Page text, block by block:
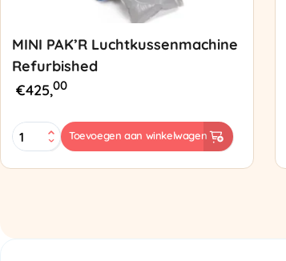
MINI PAK’R Luchtkussenmachine
Refurbished
€425,00
MINI
PAK'R
Toevoegen aan winkelwagen